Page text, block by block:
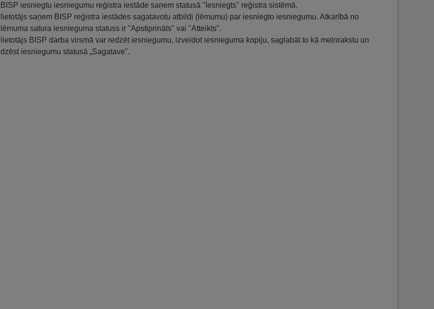
BISP iesniegtu iesniegumu reģistra iestāde saņem statusā "Iesniegts" reģistra sistēmā.
lietotājs saņem BISP reģistra iestādes sagatavotu atbildi (lēmumu) par iesniegto iesniegumu. Atkarībā no
lēmuma satura iesnieguma statuss ir "Apstiprināts" vai "Atteikts".
lietotājs BISP darba virsmā var redzēt iesniegumu, izveidot iesnieguma kopiju, saglabāt to kā melnrakstu un
dzēst iesniegumu statusā „Sagatave".